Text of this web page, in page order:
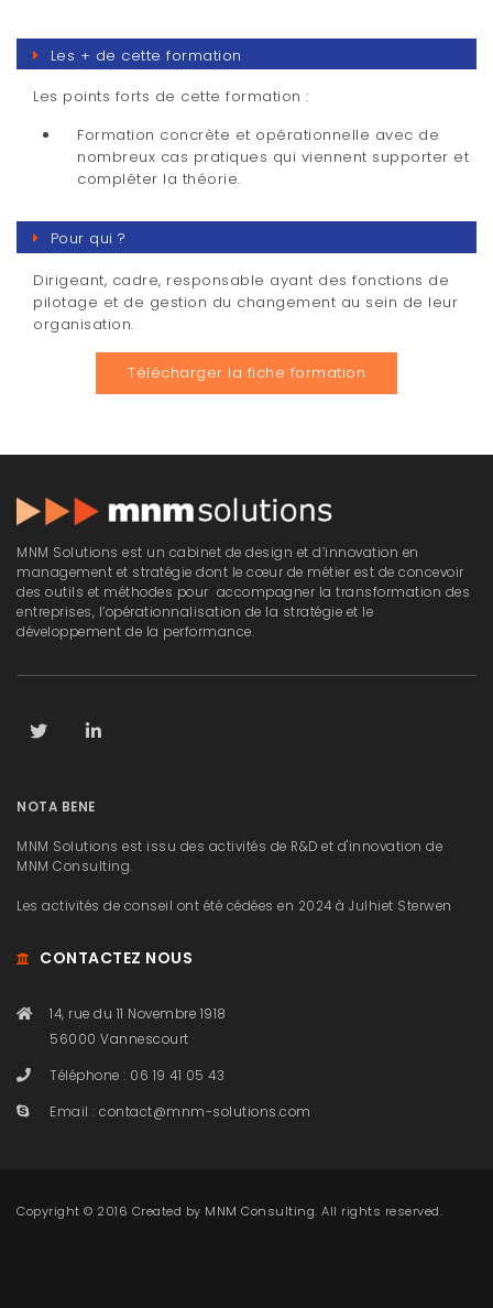
Les + de cette formation
Les points forts de cette formation :
Formation concrète et opérationnelle avec de
nombreux cas pratiques qui viennent supporter et
compléter la théorie.
Pour qui ?
Dirigeant, cadre, responsable ayant des fonctions de
pilotage et de gestion du changement au sein de leur
organisation.
Télécharger la fiche formation
MNM Solutions est un cabinet de design et d’innovation en
management et stratégie dont le cœur de métier est de concevoir
des outils et méthodes pour accompagner la transformation des
entreprises, l’opérationnalisation de la stratégie et le
développement de la performance.
NOTA BENE
MNM Solutions est issu des activités de R&D et d'innovation de
MNM Consulting.
Les activités de conseil ont été cédées en 2024 à Julhiet Sterwen
CONTACTEZ NOUS
14, rue du 11 Novembre 1918
56000 Vannescourt
Téléphone : 06 19 41 05 43
Email : contact@mnm-solutions.com
Copyright © 2016 Created by MNM Consulting. All rights reserved.